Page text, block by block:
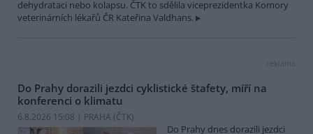
dehydrataci nebo kolapsu. ČTK to sdělila viceprezidentka Komory
veterinárních lékařů ČR Kateřina Valdhans.
reklama
Do Prahy dorazili jezdci cyklistické štafety, míří na
konferenci o klimatu
6.8.2026 15:08 | PRAHA (ČTK)
Do Prahy dnes dorazili jezdci